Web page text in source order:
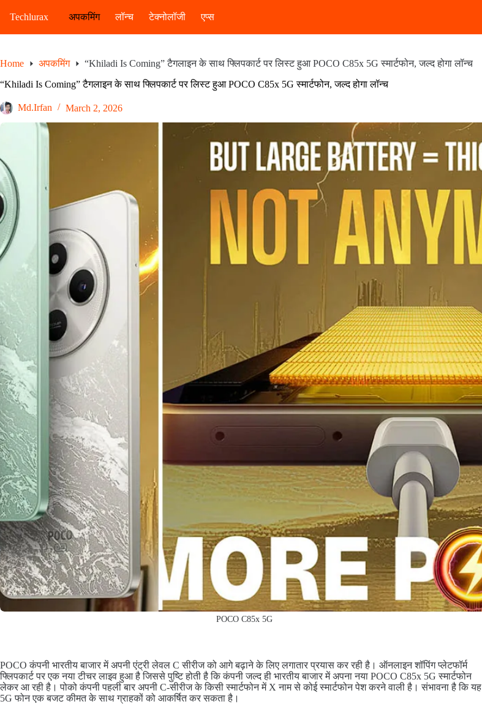
Techlurax अपकमिंग लॉन्च टेक्नोलॉजी एप्स
Home अपकमिंग
“Khiladi Is Coming” टैगलाइन के साथ फ्लिपकार्ट पर लिस्ट हुआ POCO C85x 5G स्मार्टफोन, जल्द होगा लॉन्च
“Khiladi Is Coming” टैगलाइन के साथ फ्लिपकार्ट पर लिस्ट हुआ POCO C85x 5G स्मार्टफोन, जल्द होगा लॉन्च
Md.Irfan March 2, 2026
POCO C85x 5G
POCO कंपनी भारतीय बाजार में अपनी एंट्री लेवल C सीरीज को आगे बढ़ाने के लिए लगातार प्रयास कर रही है। ऑनलाइन शॉपिंग प्लेटफॉर्म
फ्लिपकार्ट पर एक नया टीचर लाइव हुआ है जिससे पुष्टि होती है कि कंपनी जल्द ही भारतीय बाजार में अपना नया POCO C85x 5G स्मार्टफोन
लेकर आ रही है। पोको कंपनी पहली बार अपनी C-सीरीज के किसी स्मार्टफोन में X नाम से कोई स्मार्टफोन पेश करने वाली है। संभावना है कि यह
5G फोन एक बजट कीमत के साथ ग्राहकों को आकर्षित कर सकता है।